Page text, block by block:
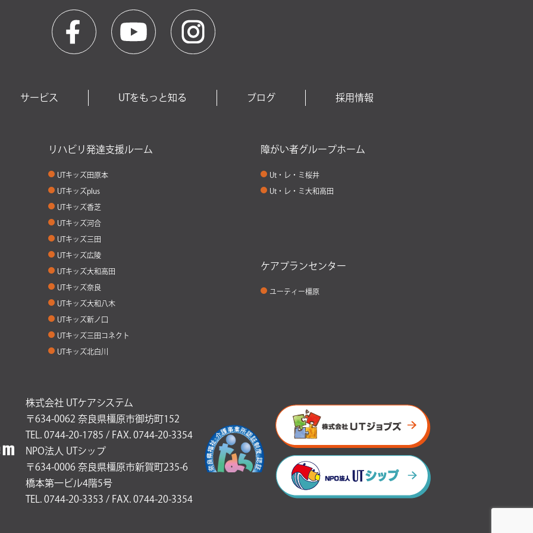
サービス UTをもっと知る ブログ 採用情報
リハビリ発達支援ルーム
UTキッズ田原本
UTキッズplus
UTキッズ香芝
UTキッズ河合
UTキッズ三田
UTキッズ広陵
UTキッズ大和高田
UTキッズ奈良
UTキッズ大和八木
UTキッズ新ノ口
UTキッズ三田コネクト
UTキッズ北白川
障がい者グループホーム
Ut・レ・ミ桜井
Ut・レ・ミ大和高田
ケアプランセンター
ユーティー橿原
株式会社 UTケアシステム
〒634-0062 奈良県橿原市御坊町152
TEL. 0744-20-1785 / FAX. 0744-20-3354
NPO法人 UTシップ
〒634-0006 奈良県橿原市新賀町235-6
橋本第一ビル4階5号
TEL. 0744-20-3353 / FAX. 0744-20-3354